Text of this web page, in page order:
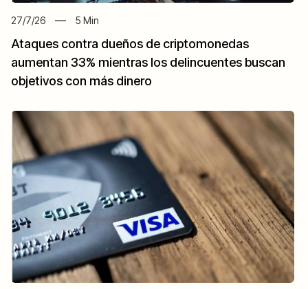
27/7/26 5 Min
Ataques contra dueños de criptomonedas
aumentan 33% mientras los delincuentes buscan
objetivos con más dinero